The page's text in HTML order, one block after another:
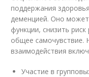
поддержания
деменцией. Оно
функции, снизить
общее самочувствие.
взаимодействия
Участие в